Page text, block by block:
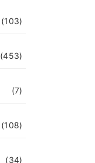
(103)
(453)
(7)
(108)
(34)